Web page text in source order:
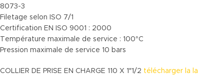
8073-3
Filetage selon ISO 7/1
Certification EN ISO 9001 : 2000
Température maximale de service : 100°C
Pression maximale de service 10 bars
COLLIER DE PRISE EN CHARGE 110 X 1″1/2 télécharger la la